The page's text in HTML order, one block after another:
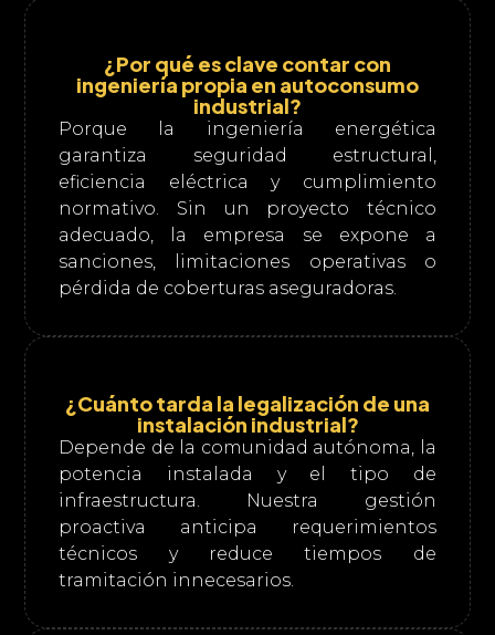
¿Por qué es clave contar con
ingeniería propia en autoconsumo
industrial?
Porque la ingeniería energética
garantiza seguridad estructural,
eficiencia eléctrica y cumplimiento
normativo. Sin un proyecto técnico
adecuado, la empresa se expone a
sanciones, limitaciones operativas o
pérdida de coberturas aseguradoras.
¿Cuánto tarda la legalización de una
instalación industrial?
Depende de la comunidad autónoma, la
potencia instalada y el tipo de
infraestructura. Nuestra gestión
proactiva anticipa requerimientos
técnicos y reduce tiempos de
tramitación innecesarios.